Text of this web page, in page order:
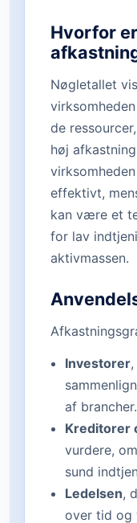
Hvorfor er
Nøgletallet
de
høj
effektivt,
kan være et
for lav
aktivmassen.
Investorer,
af brancher.
Kreditorer
vurdere,
sund
Ledelsen,
over tid og